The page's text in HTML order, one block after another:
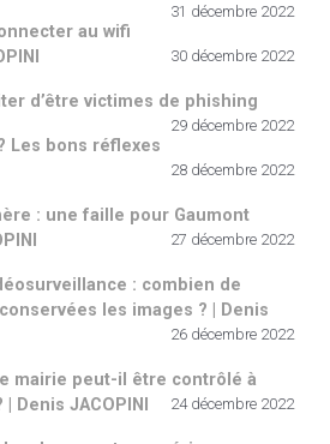
31 décembre 2022
au wifi
30 décembre 2022
d’être victimes de phishing
29 décembre 2022
Les bons réflexes
28 décembre 2022
: une faille pour Gaumont
27 décembre 2022
: combien de
les images ? | Denis
26 décembre 2022
mairie peut-il être contrôlé à
Denis JACOPINI
24 décembre 2022